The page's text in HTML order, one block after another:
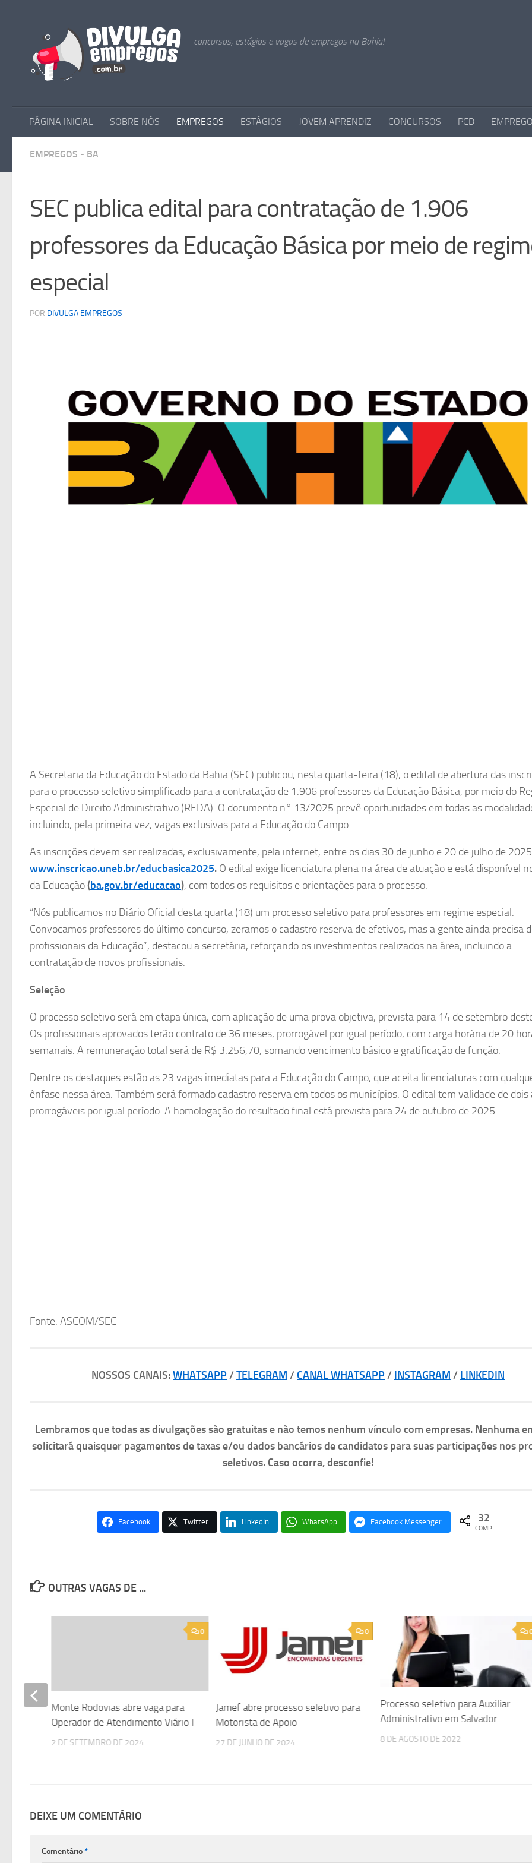
concursos, estágios e vagas de empregos na Bahia!
PÁGINA INICIAL SOBRE NÓS EMPREGOS ESTÁGIOS JOVEM APRENDIZ CONCURSOS PCD
EMPREGOS - BA
SEC publica edital para contratação de 1.906
professores da Educação Básica por meio de
especial
POR DIVULGA EMPREGOS
A Secretaria da Educação do Estado da Bahia (SEC) publicou, nesta quarta-feira (18), o edital de abertura das
para o processo seletivo simplificado para a contratação de 1.906 professores da Educação Básica, por meio do
Especial de Direito Administrativo (REDA). O documento n° 13/2025 prevê oportunidades em todas as
incluindo, pela primeira vez, vagas exclusivas para a Educação do Campo.
As inscrições devem ser realizadas, exclusivamente, pela internet, entre os dias 30 de junho e 20 de julho de
www.inscricao.uneb.br/educbasica2025. O edital exige licenciatura plena na área de atuação e está disponível
da Educação(ba.gov.br/educacao), com todos os requisitos e orientações para o processo.
“Nós publicamos no Diário Oficial desta quarta (18) um processo seletivo para professores em regime especial.
Convocamos professores do último concurso, zeramos o cadastro reserva de efetivos, mas a gente ainda precisa
profissionais da Educação”, destacou a secretária, reforçando os investimentos realizados na área, incluindo a
contratação de novos profissionais.
Seleção
O processo seletivo será em etapa única, com aplicação de uma prova objetiva, prevista para 14 de setembro
Os profissionais aprovados terão contrato de 36 meses, prorrogável por igual período, com carga horária de 20
semanais. A remuneração total será de R$ 3.256,70, somando vencimento básico e gratificação de função.
Dentre os destaques estão as 23 vagas imediatas para a Educação do Campo, que aceita licenciaturas com
ênfase nessa área. Também será formado cadastro reserva em todos os municípios. O edital tem validade de dois
prorrogáveis por igual período. A homologação do resultado final está prevista para 24 de outubro de 2025.
Fonte: ASCOM/SEC
NOSSOS CANAIS:WHATSAPP/ TELEGRAM / CANAL WHATSAPP/ INSTAGRAM / LINKEDIN
Lembramos que todas as divulgações são gratuitas e não temos nenhum vínculo com empresas. Nenhuma
solicitará quaisquer pagamentos de taxas e/ou dados bancários de candidatos para suas participações nos
seletivos. Caso ocorra, desconfie!
Facebook Twitter LinkedIn WhatsApp Facebook Messenger 32
COMP.
OUTRAS VAGAS DE ...
0
Jamef abre processo seletivo para
Motorista de Apoio
27 DE JUNHO DE 2024
Processo seletivo para Auxiliar
Administrativo em Salvador
8 DE AGOSTO DE 2022
0
Monte Rodovias abre vaga para
Operador de Atendimento Viário I
2 DE SETEMBRO DE 2024
DEIXE UM COMENTÁRIO
Comentário*